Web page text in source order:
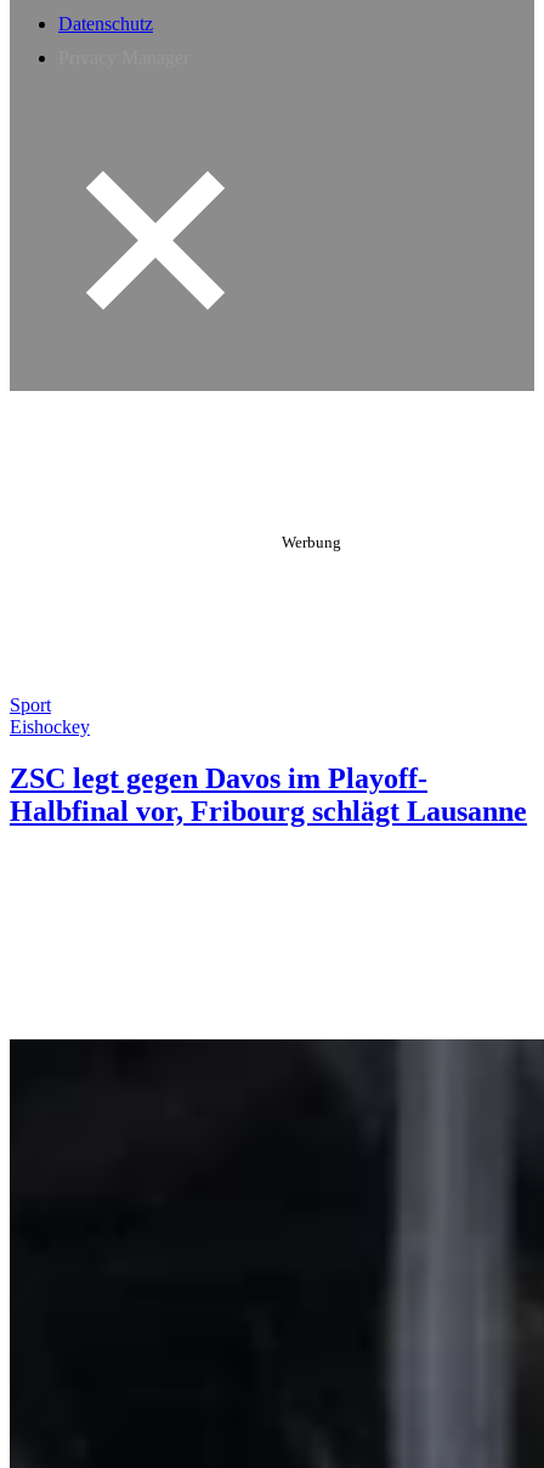
Datenschutz
Sport
Eishockey
ZSC legt gegen Davos im Playoff-
Halbfinal vor, Fribourg schlägt Lausanne